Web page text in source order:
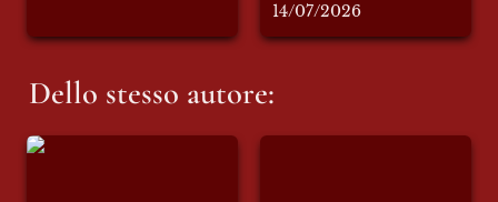
14/07/2026
Dello stesso autore:
Edoardo Prati porta